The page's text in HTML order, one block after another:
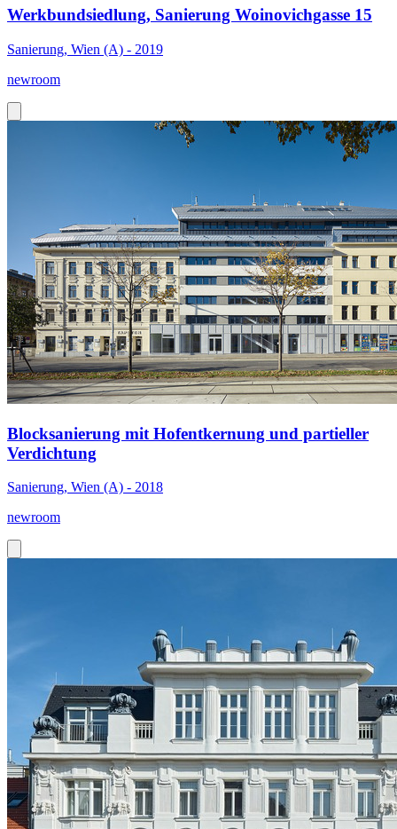
Werkbundsiedlung, Sanierung Woinovichgasse 15
Sanierung, Wien (A) - 2019
newroom
Blocksanierung mit Hofentkernung und partieller
Verdichtung
Sanierung, Wien (A) - 2018
newroom